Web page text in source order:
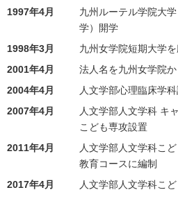
1997年4月
九州ルーテル学院大
学）開学
1998年3月
九州女学院短期大学を
2001年4月
法人名を九州女学院
2004年4月
人文学部心理臨床学
2007年4月
人文学部人文学科 キ
こども専攻設置
2011年4月
人文学部人文学科こ
教育コースに編制
2017年4月
人文学部人文学科こ